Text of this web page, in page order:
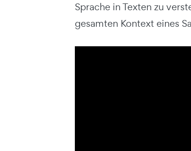
Sprache in Texten zu
gesamten Kontext eines